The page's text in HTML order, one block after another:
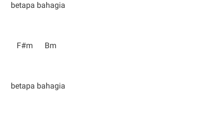
betapa bahagia
F#m Bm
betapa bahagia